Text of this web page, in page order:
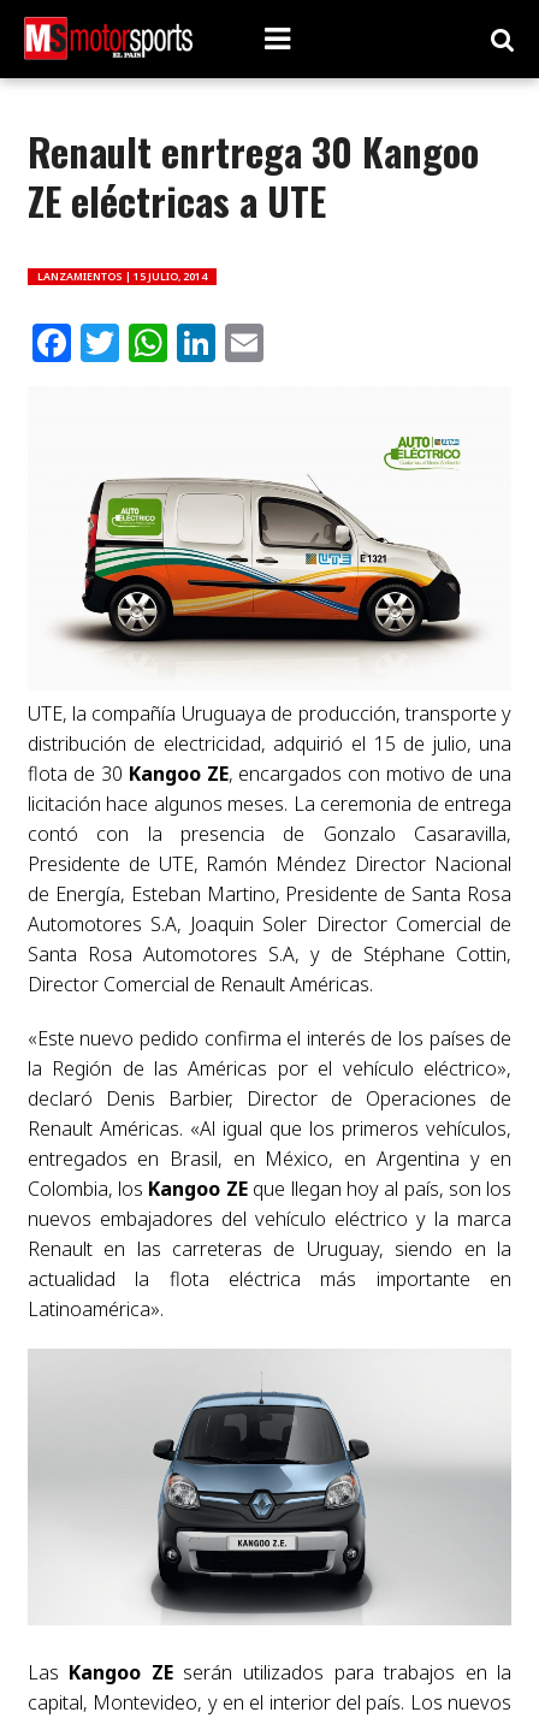
Renault enrtrega 30 Kangoo
ZE eléctricas a UTE
LANZAMIENTOS | 15 JULIO, 2014
Facebook
Twitter
WhatsApp
LinkedIn
Email
UTE, la compañía Uruguaya de producción, transporte y
distribución de electricidad, adquirió el 15 de julio, una
flota de 30 Kangoo ZE, encargados con motivo de una
licitación hace algunos meses. La ceremonia de entrega
contó con la presencia de Gonzalo Casaravilla,
Presidente de UTE, Ramón Méndez Director Nacional
de Energía, Esteban Martino, Presidente de Santa Rosa
Automotores S.A, Joaquin Soler Director Comercial de
Santa Rosa Automotores S.A, y de Stéphane Cottin,
Director Comercial de Renault Américas.
«Este nuevo pedido confirma el interés de los países de
la Región de las Américas por el vehículo eléctrico»,
declaró Denis Barbier, Director de Operaciones de
Renault Américas. «Al igual que los primeros vehículos,
entregados en Brasil, en México, en Argentina y en
Colombia, los Kangoo ZEque llegan hoy al país, son los
nuevos embajadores del vehículo eléctrico y la marca
Renault en las carreteras de Uruguay, siendo en la
actualidad la flota eléctrica más importante en
Latinoamérica».
Las Kangoo ZEserán utilizados para trabajos en la
capital, Montevideo, y en el interior del país. Los nuevos